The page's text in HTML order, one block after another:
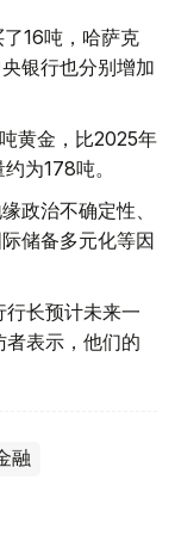
16吨，哈萨克
银行也分别增加
黄金，比2025年
为178吨。
政治不确定性、
储备多元化等因
长预计未来一
表示，他们的
融